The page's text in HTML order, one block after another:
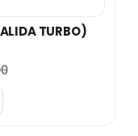
TURBO)